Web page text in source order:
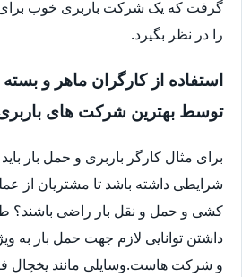
گرفت که یک شرکت باربری خوب برای
را در نظر بگیرد.
استفاده از کارگران ماهر و
توسط بهترین شرکت های
برای مثال کارگر باربری و حمل بار
شرایطی داشته باشد تا مشتریان از
کشی و حمل و نقل بار راضی باشند؟
داشتن توانایی لازم جهت حمل بار به
و شرکت هاست.وسایلی مانند یخچال